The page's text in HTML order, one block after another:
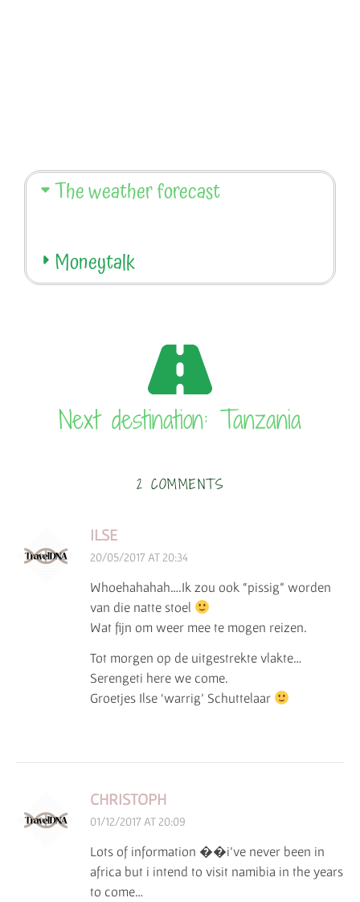
The weather forecast
Moneytalk
Next destination: Tanzania
2 COMMENTS
ILSE
20/05/2017 AT 20:34
Whoehahahah….Ik zou ook “pissig” worden
van die natte stoel
Wat fijn om weer mee te mogen reizen.
Tot morgen op de uitgestrekte vlakte…
Serengeti here we come.
Groetjes Ilse ‘warrig’ Schuttelaar
CHRISTOPH
01/12/2017 AT 20:09
Lots of information ��i’ve never been in
africa but i intend to visit namibia in the years
to come…